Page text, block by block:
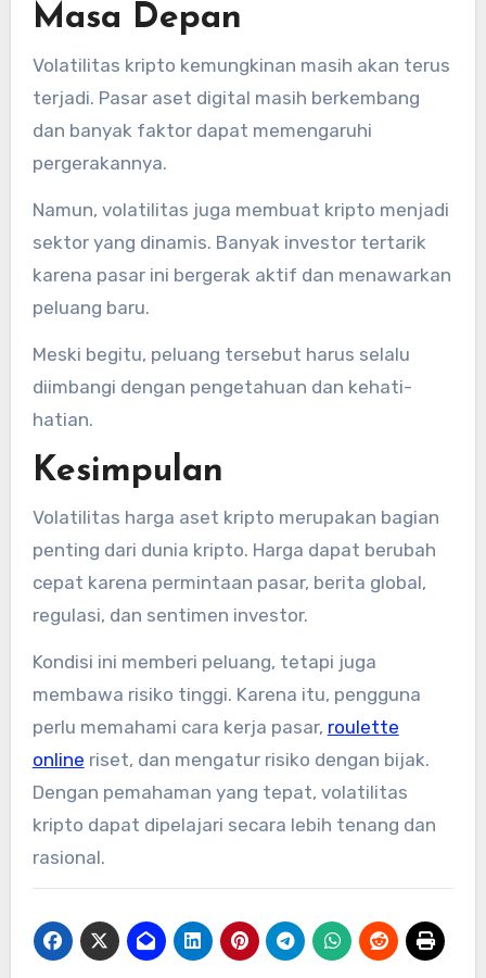
Masa Depan
Volatilitas kripto kemungkinan masih akan terus
terjadi. Pasar aset digital masih berkembang
dan banyak faktor dapat memengaruhi
pergerakannya.
Namun, volatilitas juga membuat kripto menjadi
sektor yang dinamis. Banyak investor tertarik
karena pasar ini bergerak aktif dan menawarkan
peluang baru.
Meski begitu, peluang tersebut harus selalu
diimbangi dengan pengetahuan dan kehati-
hatian.
Kesimpulan
Volatilitas harga aset kripto merupakan bagian
penting dari dunia kripto. Harga dapat berubah
cepat karena permintaan pasar, berita global,
regulasi, dan sentimen investor.
Kondisi ini memberi peluang, tetapi juga
membawa risiko tinggi. Karena itu, pengguna
perlu memahami cara kerja pasar, roulette
online riset, dan mengatur risiko dengan bijak.
Dengan pemahaman yang tepat, volatilitas
kripto dapat dipelajari secara lebih tenang dan
rasional.